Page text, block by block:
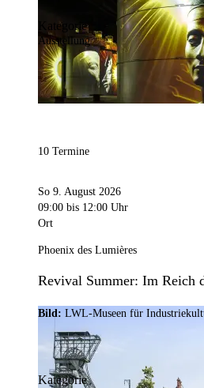
Kategorie
Ausstellung
10 Termine
So 9. August 2026
09:00 bis 12:00 Uhr
Ort
Phoenix des Lumières
Revival Summer: Im Reich
Bild: LWL-Museen für
Kategorie